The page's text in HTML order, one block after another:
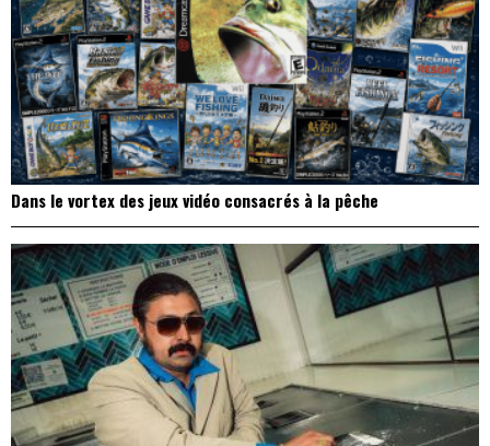
Dans le vortex des jeux vidéo consacrés à la pêche